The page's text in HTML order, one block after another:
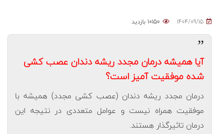
”
آیا همیشه درمان مجدد ریشه دندان عصب کشی
شده موفقیت آمیز است؟
درمان مجدد ریشه دندان (عصب کشی مجدد) همیشه با
موفقیت همراه نیست و عوامل متعددی در نتیجه این
درمان تاثیرگذار هستند.